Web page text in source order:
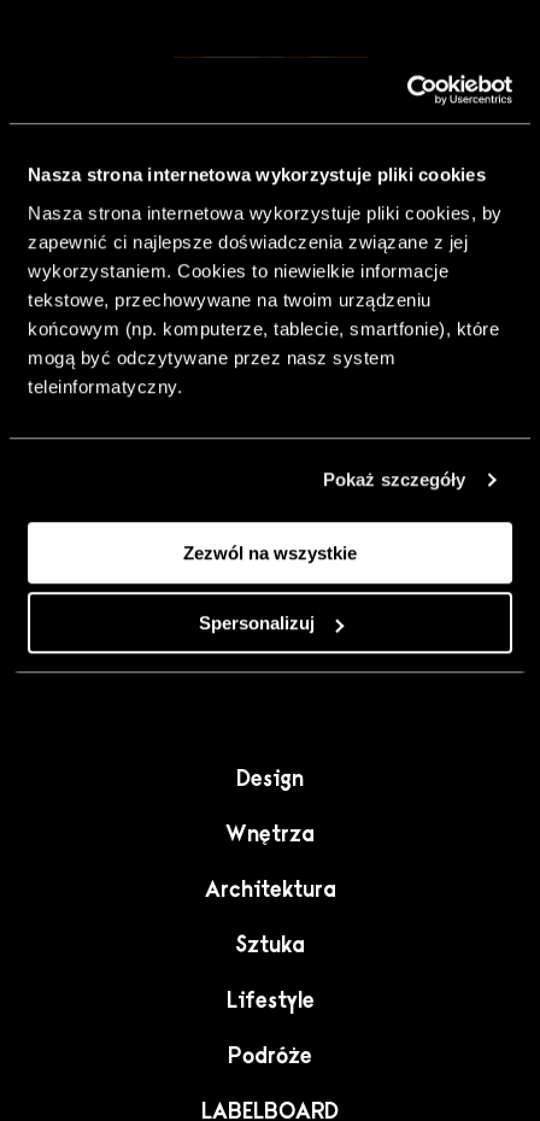
Nasza strona internetowa wykorzystuje pliki cookies
Nasza strona internetowa wykorzystuje pliki cookies, by
zapewnić ci najlepsze doświadczenia związane z jej
wykorzystaniem. Cookies to niewielkie informacje
tekstowe, przechowywane na twoim urządzeniu
końcowym (np. komputerze, tablecie, smartfonie), które
mogą być odczytywane przez nasz system
teleinformatyczny.
Pokaż szczegóły
Zezwól na wszystkie
Spersonalizuj
& Living 40.
„Dom bardziej
Twój. Odważ się
urządzić go
rzemiosło jako
punkt wyjścia
do wnętrz
pełnych
charakteru”.
Design
Wnętrza
Architektura
Sztuka
Lifestyle
Podróże
LABELBOARD